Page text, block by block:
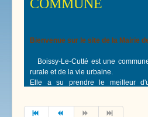
COMMUNE
Bienvenue sur le site de la Mairie
Boissy-Le-Cutté est une
rurale et de la vie urbaine.
Elle a su prendre le meilleur
son habitat individuel. On peut y